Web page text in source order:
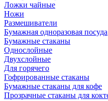
Ложки чайные
Ножи
Размешиватели
Бумажная одноразовая посуда
Бумажные стаканы
Однослойные
Двухслойные
Для горячего
Гофрированные стаканы
Бумажные стаканы для кофе
Прозрачные стаканы для